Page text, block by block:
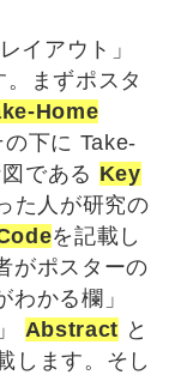
イアウト」
。まずポスタ
Home
下に Take-
である Key
た人が研究の
を記載し
がポスターの
かる欄」
Abstract と
します。そし